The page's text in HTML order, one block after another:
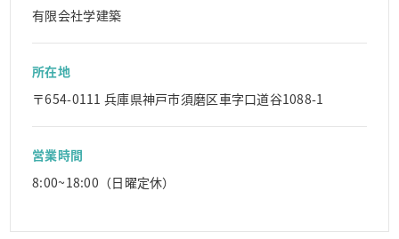
有限会社学建築
所在地
〒654-0111 兵庫県神戸市須磨区車字口道谷1088-1
営業時間
8:00~18:00（日曜定休）